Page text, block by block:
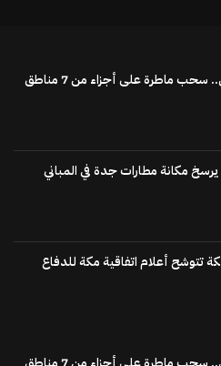
سحب ماطرة على أجزاء من 7 مناطق
يرسخ مكانة مطارات جدة في المباني
تتوشح أعلام اتفاقية مكة للدفاع